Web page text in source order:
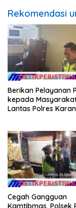
Rekomendasi
Berikan Pelayanan
kepada
Lantas Polres
Cegah Gangguan
Kamtibmas, Polsek